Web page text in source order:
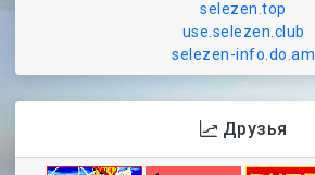
selezen.top
use.selezen.club
selezen-info.do.am
Друзья